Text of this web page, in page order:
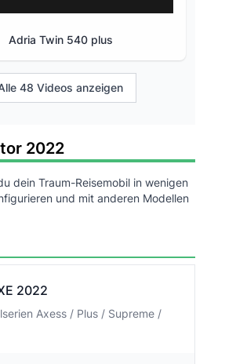
Adria Twin 540 plus
48 Videos anzeigen
2022
dein Traum-Reisemobil in wenigen
und mit anderen Modellen
2022
Axess / Plus / Supreme /